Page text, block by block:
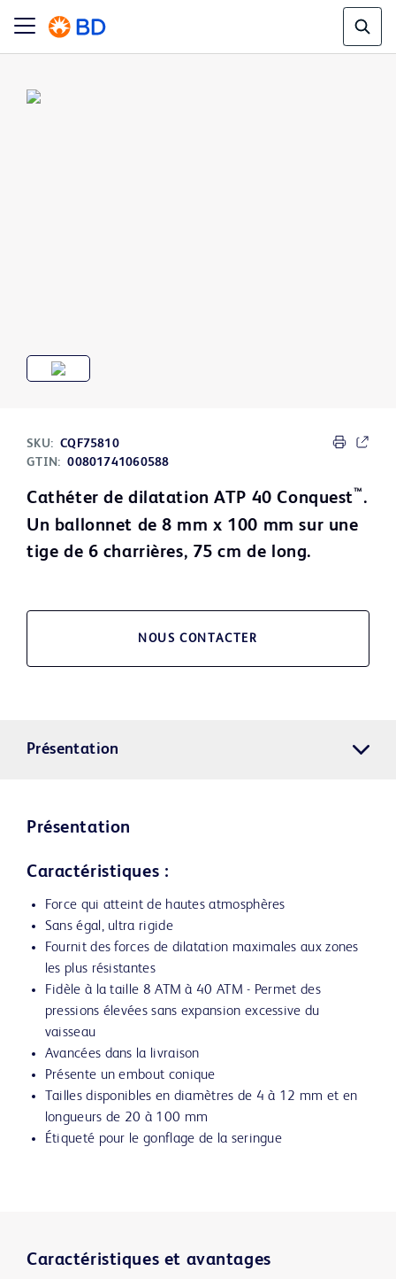
SKU: CQF75810
GTIN: 00801741060588
Cathéter de dilatation ATP 40 Conquest™ .
Un ballonnet de 8 mm x 100 mm sur une
tige de 6 charrières, 75 cm de long.
NOUS CONTACTER
Présentation
Présentation
Caractéristiques :
Force qui atteint de hautes atmosphères
Sans égal, ultra rigide
Fournit des forces de dilatation maximales aux zones
les plus résistantes
Fidèle à la taille 8 ATM à 40 ATM - Permet des
pressions élevées sans expansion excessive du
vaisseau
Avancées dans la livraison
Présente un embout conique
Tailles disponibles en diamètres de 4 à 12 mm et en
longueurs de 20 à 100 mm
Étiqueté pour le gonflage de la seringue
Caractéristiques et avantages